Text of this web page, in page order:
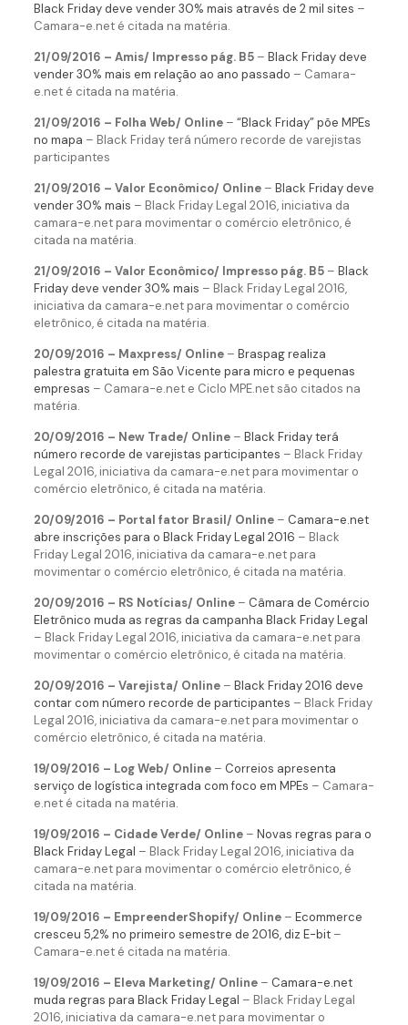
Black Friday deve vender 30% mais através de 2 mil sites –
Camara-e.net é citada na matéria.
21/09/2016 – Amis/ Impresso pág. B5– Black Friday deve
vender 30% mais em relação ao ano passado – Camara-
e.net é citada na matéria.
21/09/2016 – Folha Web/ Online– “Black Friday” põe MPEs
no mapa – Black Friday terá número recorde de varejistas
participantes
21/09/2016 – Valor Econômico/ Online– Black Friday deve
vender 30% mais – Black Friday Legal 2016, iniciativa da
camara-e.net para movimentar o comércio eletrônico, é
citada na matéria.
21/09/2016 – Valor Econômico/ Impresso pág. B5 – Black
Friday deve vender 30% mais – Black Friday Legal 2016,
iniciativa da camara-e.net para movimentar o comércio
eletrônico, é citada na matéria.
20/09/2016 – Maxpress/ Online– Braspag realiza
palestra gratuita em São Vicente para micro e pequenas
empresas – Camara-e.net e Ciclo MPE.net são citados na
matéria.
20/09/2016 – New Trade/ Online– Black Friday terá
número recorde de varejistas participantes – Black Friday
Legal 2016, iniciativa da camara-e.net para movimentar o
comércio eletrônico, é citada na matéria.
20/09/2016 – Portal fator Brasil/ Online– Camara-e.net
abre inscrições para o Black Friday Legal 2016 – Black
Friday Legal 2016, iniciativa da camara-e.net para
movimentar o comércio eletrônico, é citada na matéria.
20/09/2016 – RS Notícias/ Online– Câmara de Comércio
Eletrônico muda as regras da campanha Black Friday Legal
– Black Friday Legal 2016, iniciativa da camara-e.net para
movimentar o comércio eletrônico, é citada na matéria.
20/09/2016 – Varejista/ Online– Black Friday 2016 deve
contar com número recorde de participantes – Black Friday
Legal 2016, iniciativa da camara-e.net para movimentar o
comércio eletrônico, é citada na matéria.
19/09/2016 – Log Web/ Online– Correios apresenta
serviço de logística integrada com foco em MPEs – Camara-
e.net é citada na matéria.
19/09/2016 – Cidade Verde/ Online– Novas regras para o
Black Friday Legal – Black Friday Legal 2016, iniciativa da
camara-e.net para movimentar o comércio eletrônico, é
citada na matéria.
19/09/2016 – EmpreenderShopify/ Online– Ecommerce
cresceu 5,2% no primeiro semestre de 2016, diz E-bit–
Camara-e.net é citada na matéria.
19/09/2016 – Eleva Marketing/ Online– Camara-e.net
muda regras para Black Friday Legal – Black Friday Legal
2016, iniciativa da camara-e.net para movimentar o